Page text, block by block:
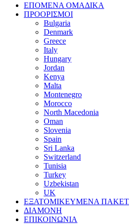
VK Travel by Victoria Kokka
Boutique Travel Agency & Travel
ΕΠΟΜΕΝΑ ΟΜΑΔΙΚΑ
ΠΡΟΟΡΙΣΜΟΙ
Bulgaria
Denmark
Greece
Italy
Hungary
Jordan
Kenya
Malta
Montenegro
Morocco
North Macedonia
Oman
Slovenia
Spain
Sri Lanka
Switzerland
Tunisia
Turkey
Uzbekistan
UK
ΕΞΑΤΟΜΙΚΕΥΜΕΝΑ
ΔΙΑΜΟΝΗ
ΕΠΙΚΟΙΝΩΝΙΑ